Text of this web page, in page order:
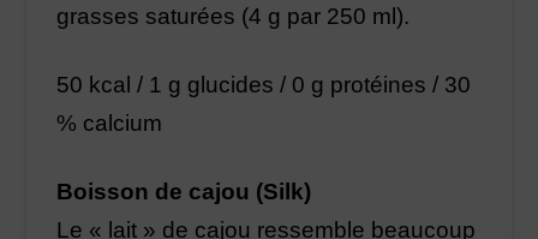
grasses saturées (4 g par 250 ml).
50 kcal / 1 g glucides / 0 g protéines / 30
% calcium
Boisson de cajou (Silk)
Le « lait » de cajou ressemble beaucoup